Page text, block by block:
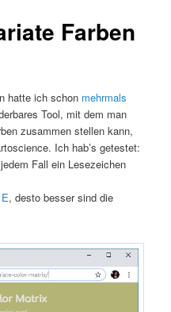
Farben
hatte ich schon mehrmals
Tool, mit dem man
zusammen stellen kann,
Ich hab’s getestet:
Fall ein Lesezeichen
, desto besser sind die